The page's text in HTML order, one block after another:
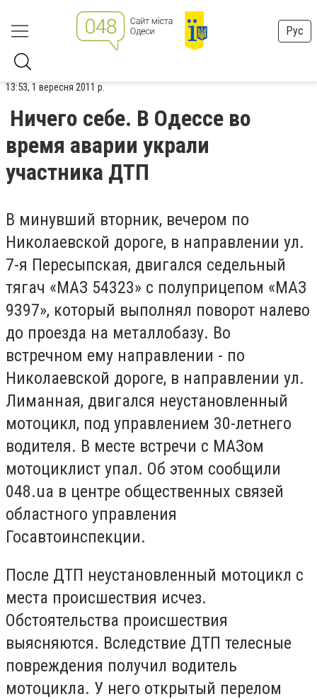
Рус
13:53, 1 вересня 2011 р.
Ничего себе. В Одессе во
время аварии украли
участника ДТП
В минувший вторник, вечером по
Николаевской дороге, в направлении ул.
7-я Пересыпская, двигался седельный
тягач «МАЗ 54323» с полуприцепом «МАЗ
9397», который выполнял поворот налево
до проезда на металлобазу. Во
встречном ему направлении - по
Николаевской дороге, в направлении ул.
Лиманная, двигался неустановленный
мотоцикл, под управлением 30-летнего
водителя. В месте встречи с МАЗом
мотоциклист упал. Об этом сообщили
048.ua в центре общественных связей
областного управления
Госавтоинспекции.
После ДТП неустановленный мотоцикл с
места происшествия исчез.
Обстоятельства происшествия
выясняются. Вследствие ДТП телесные
повреждения получил водитель
мотоцикла. У него открытый перелом